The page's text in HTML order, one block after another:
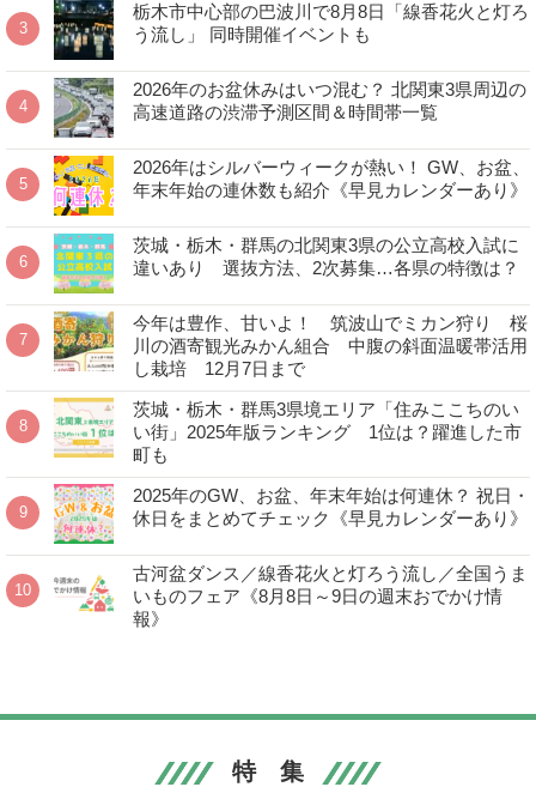
栃木市中心部の巴波川で8月8日「線香花火と灯ろ
う流し」 同時開催イベントも
2026年のお盆休みはいつ混む？ 北関東3県周辺の
高速道路の渋滞予測区間＆時間帯一覧
2026年はシルバーウィークが熱い！ GW、お盆、
年末年始の連休数も紹介《早見カレンダーあり》
茨城・栃木・群馬の北関東3県の公立高校入試に
違いあり 選抜方法、2次募集…各県の特徴は？
今年は豊作、甘いよ！ 筑波山でミカン狩り 桜
川の酒寄観光みかん組合 中腹の斜面温暖帯活用
し栽培 12月7日まで
茨城・栃木・群馬3県境エリア「住みここちのい
い街」2025年版ランキング 1位は？躍進した市
町も
2025年のGW、お盆、年末年始は何連休？ 祝日・
休日をまとめてチェック《早見カレンダーあり》
古河盆ダンス／線香花火と灯ろう流し／全国うま
いものフェア《8月8日～9日の週末おでかけ情
報》
特 集